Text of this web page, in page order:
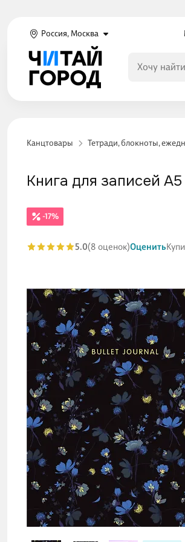
Россия, Москва
Канцтовары Тетради, блокноты,
-17%
Книга для записей
5.0(8 оценок)Оценить